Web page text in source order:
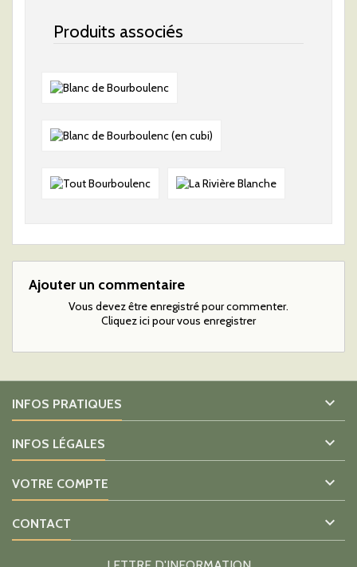
Produits associés
Ajouter un commentaire
Vous devez être enregistré pour commenter.
Cliquez ici pour vous enregistrer
INFOS PRATIQUES 
INFOS LÉGALES 
VOTRE COMPTE 
CONTACT 